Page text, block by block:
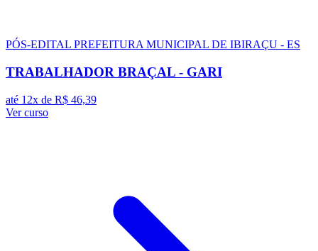
PÓS-EDITAL PREFEITURA MUNICIPAL DE IBIRAÇU - ES
TRABALHADOR BRAÇAL - GARI
até 12x de R$ 46,39
Ver curso